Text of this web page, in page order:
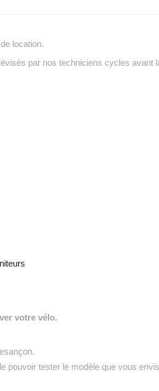
location.
par nos techniciens cycles avant
votre vélo.
pouvoir tester le modèle que vous